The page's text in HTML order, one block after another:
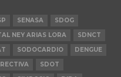
SENASA
SDOG
NEY ARIAS LORA
SDNCT
SODOCARDIO
DENGUE
SDOT